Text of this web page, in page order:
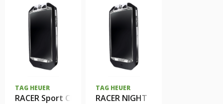
TAG HEUER
RACER Sport Classic
TAG HEUER
RACER NIGHT